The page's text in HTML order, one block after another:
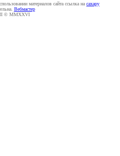
материалов сайта ссылка на caxapу
Вебмастер
© MMXXVI